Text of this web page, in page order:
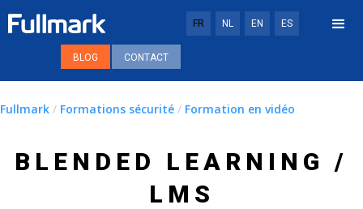
FR NL EN ES
BLOG CONTACT
Fullmark / Formations sécurité / Formation en vidéo
BLENDED LEARNING /
LMS